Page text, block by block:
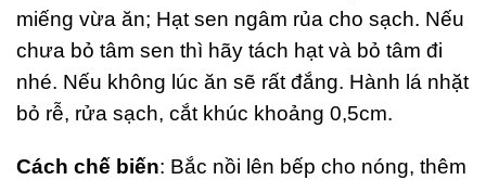
miếng vừa ăn; Hạt sen ngâm rủa cho sạch. Nếu
chưa bỏ tâm sen thì hãy tách hạt và bỏ tâm đi
nhé. Nếu không lúc ăn sẽ rất đắng. Hành lá nhặt
bỏ rễ, rửa sạch, cắt khúc khoảng 0,5cm.
Cách chế biến: Bắc nồi lên bếp cho nóng, thêm